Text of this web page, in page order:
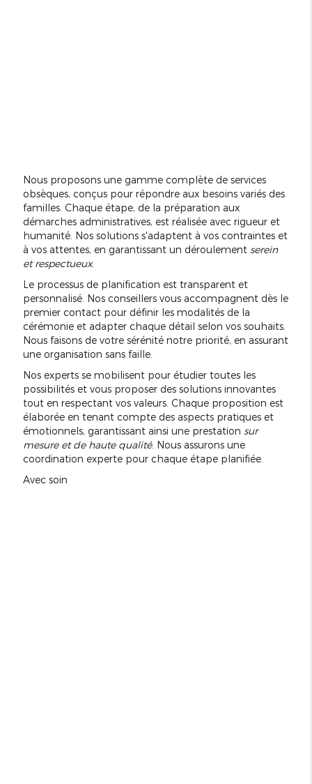
Nous proposons une gamme complète de services
obsèques, conçus pour répondre aux besoins variés des
familles. Chaque étape, de la préparation aux
démarches administratives, est réalisée avec rigueur et
humanité. Nos solutions s'adaptent à vos contraintes et
à vos attentes, en garantissant un déroulement serein
et respectueux.
Le processus de planification est transparent et
personnalisé. Nos conseillers vous accompagnent dès le
premier contact pour définir les modalités de la
cérémonie et adapter chaque détail selon vos souhaits.
Nous faisons de votre sérénité notre priorité, en assurant
une organisation sans faille.
Nos experts se mobilisent pour étudier toutes les
possibilités et vous proposer des solutions innovantes
tout en respectant vos valeurs. Chaque proposition est
élaborée en tenant compte des aspects pratiques et
émotionnels, garantissant ainsi une prestation sur
mesure et de haute qualité. Nous assurons une
coordination experte pour chaque étape planifiée.
Avec soin